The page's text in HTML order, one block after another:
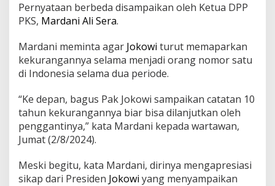
Pernyataan berbeda disampaikan oleh Ketua DPP
PKS, Mardani Ali Sera.
Mardani meminta agar Jokowi turut memaparkan
kekurangannya selama menjadi orang nomor satu
di Indonesia selama dua periode.
“Ke depan, bagus Pak Jokowi sampaikan catatan 10
tahun kekurangannya biar bisa dilanjutkan oleh
penggantinya,” kata Mardani kepada wartawan,
Jumat (2/8/2024).
Meski begitu, kata Mardani, dirinya mengapresiasi
sikap dari Presiden Jokowi yang menyampaikan